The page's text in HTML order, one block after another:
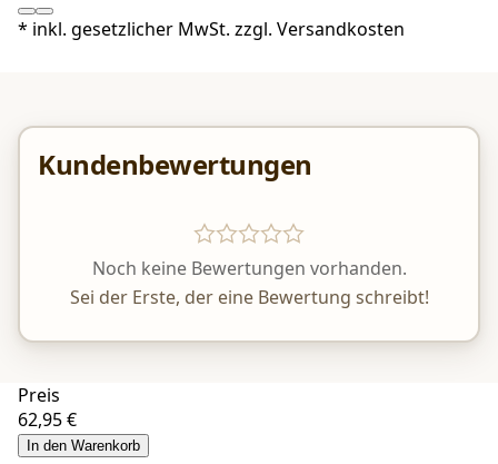
* inkl. gesetzlicher MwSt. zzgl. Versandkosten
Kundenbewertungen
Noch keine Bewertungen vorhanden.
Sei der Erste, der eine Bewertung schreibt!
Preis
62,95 €
In den Warenkorb